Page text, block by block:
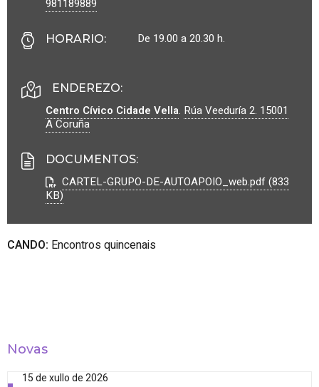
981189889
HORARIO: De 19.00 a 20.30 h.
ENDEREZO:
Centro Cívico Cidade Vella. Rúa Veeduría 2. 15001
A Coruña
DOCUMENTOS:
CARTEL-GRUPO-DE-AUTOAPOIO_web.pdf (833
KB)
CANDO: Encontros quincenais
Novas
15 de xullo de 2026